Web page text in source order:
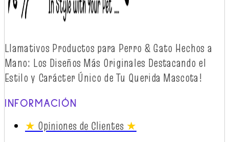
Llamativos Productos para Perro & Gato Hechos a
Mano: Los Diseños Más Originales Destacando el
Estilo y Carácter Único de Tu Querida Mascota!
INFORMACIÓN
★ Opiniones de Clientes ★